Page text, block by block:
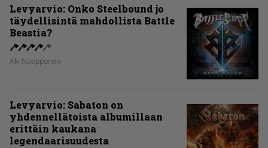
Levyarvio: Onko Steelbound jo
täydellisintä mahdollista Battle
Beastia?
Aki Nuopponen
Levyarvio: Sabaton on
yhdennellätoista albumillaan
erittäin kaukana
legendaarisuudesta